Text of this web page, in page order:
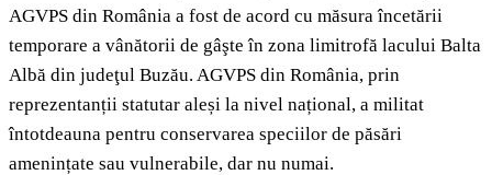
AGVPS din România a fost de acord cu măsura încetării
temporare a vânătorii de gâşte în zona limitrofă lacului Balta
Albă din judeţul Buzău. AGVPS din România, prin
reprezentanții statutar aleși la nivel național, a militat
întotdeauna pentru conservarea speciilor de păsări
amenințate sau vulnerabile, dar nu numai.